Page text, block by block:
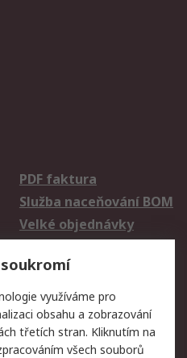
PDF faktura
Služba naceňování BOM
Velké objednávky
Obchodní podmínky
společnosti RS
využíváme pro
obsahu a zobrazování
třetích stran. Kliknutím na
všech souborů